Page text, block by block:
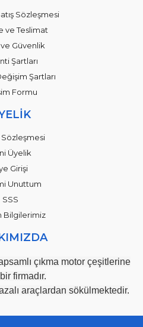
Sözleşmesi
ve Teslimat
Güvenlik
Şartları
Şartları
Formu
Üyelik
Girişi
Unuttum
SSS
Bilgilerimiz
çıkma motor çeşitlerine
firmadır.
araçlardan sökülmektedir.